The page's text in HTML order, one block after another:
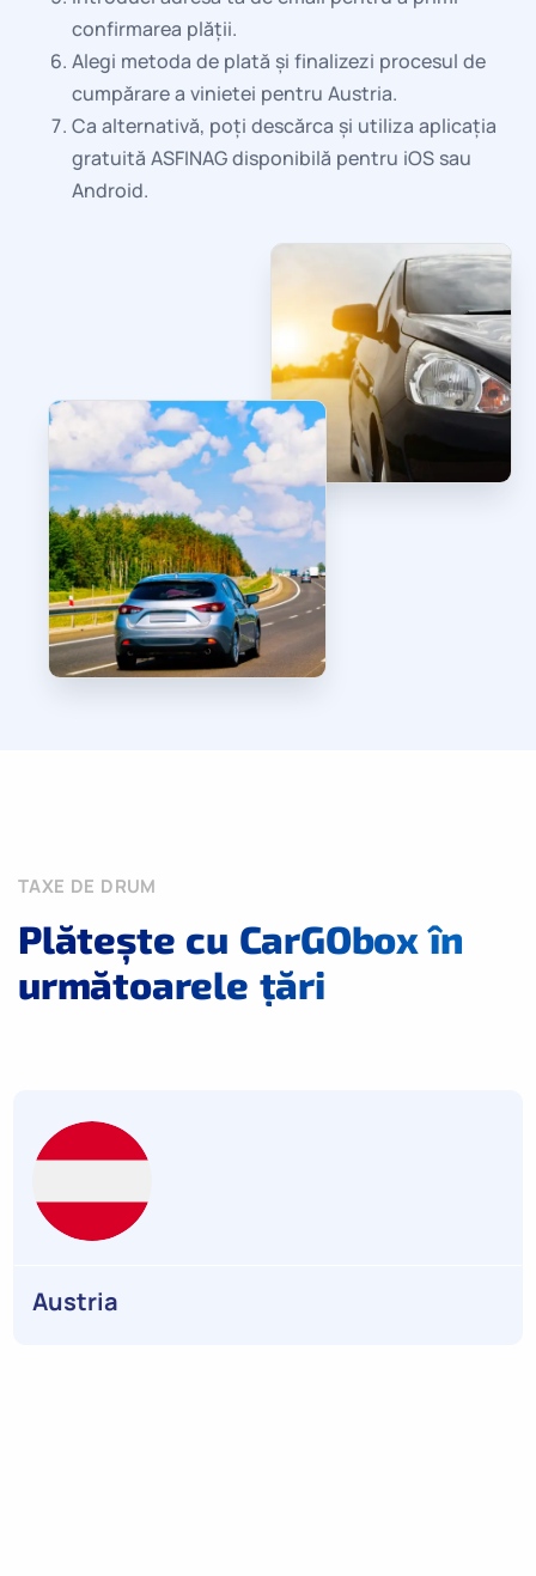
confirmarea plății.
Alegi metoda de plată și finalizezi procesul de
cumpărare a vinietei pentru Austria.
Ca alternativă, poți descărca și utiliza aplicația
gratuită ASFINAG disponibilă pentru iOS sau
Android.
TAXE DE DRUM
Plătește cu CarGObox în
următoarele țări
Austria